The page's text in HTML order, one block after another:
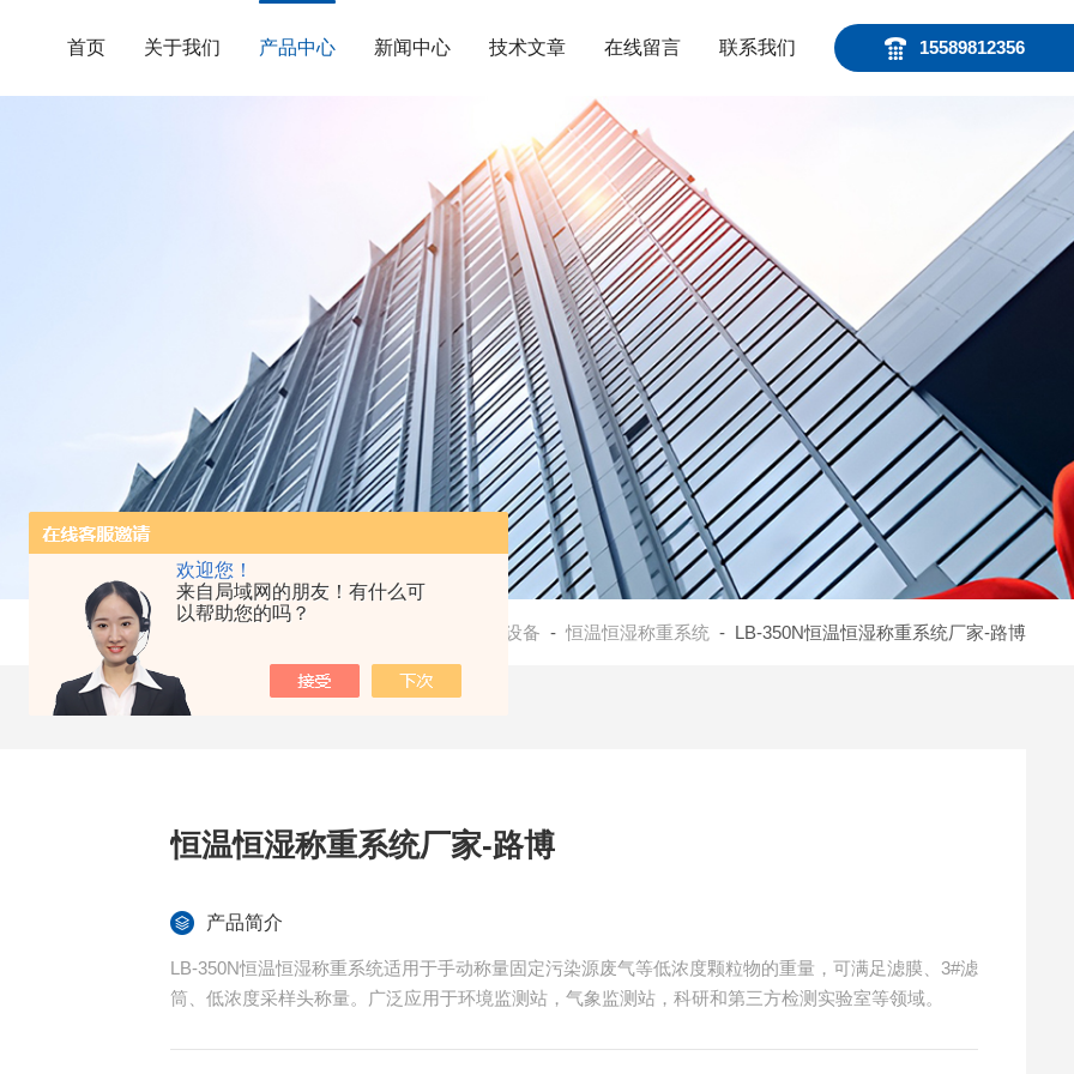
欢迎您！
来自局域网的朋友！有什么可
以帮助您的吗？
15589812356
首页 关于我们 产品中心 新闻中心 技术文章 在线留言 联系我们
实验室常用设备 - 恒温恒湿称重系统 - LB-350N恒温恒湿称重系统厂家-路博
恒温恒湿称重系统厂家-路博
产品简介
LB-350N恒温恒湿称重系统适用于手动称量固定污染源废气等低浓度颗粒物的重量，可满足滤膜、3#滤
筒、低浓度采样头称量。广泛应用于环境监测站，气象监测站，科研和第三方检测实验室等领域。